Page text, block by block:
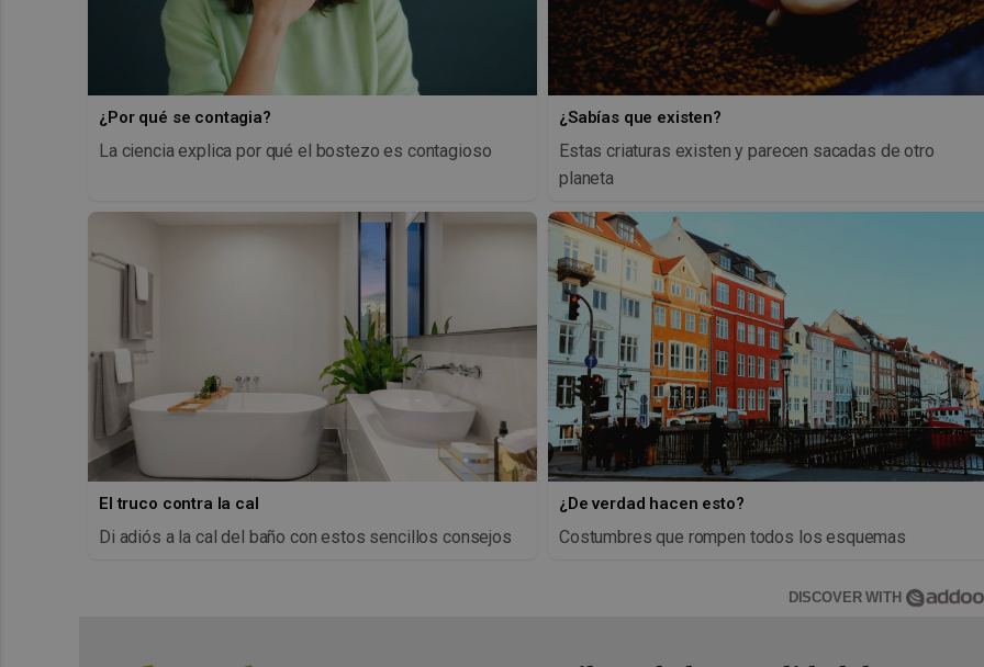
¿Por qué se contagia?
La ciencia explica por qué el bostezo es contagioso
¿Sabías que existen?
Estas criaturas existen y parecen sacadas de otro
planeta
El truco contra la cal
Di adiós a la cal del baño con estos sencillos consejos
¿De verdad hacen esto?
Costumbres que rompen todos los esquemas
DISCOVER WITH